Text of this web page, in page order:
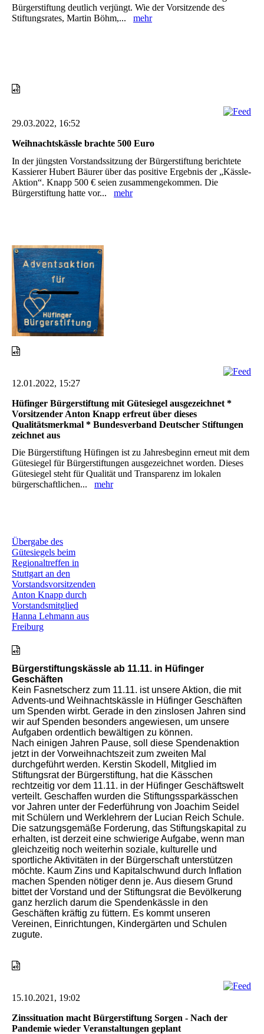
Bürgerstiftung deutlich verjüngt. Wie der Vorsitzende des
Stiftungsrates, Martin Böhm,... mehr
29.03.2022, 16:52
Weihnachtskässle brachte 500 Euro
In der jüngsten Vorstandssitzung der Bürgerstiftung berichtete
Kassierer Hubert Bäurer über das positive Ergebnis der „Kässle-
Aktion“. Knapp 500 € seien zusammengekommen. Die
Bürgerstiftung hatte vor... mehr
12.01.2022, 15:27
Hüfinger Bürgerstiftung mit Gütesiegel ausgezeichnet *
Vorsitzender Anton Knapp erfreut über dieses
Qualitätsmerkmal * Bundesverband Deutscher Stiftungen
zeichnet aus
Die Bürgerstiftung Hüfingen ist zu Jahresbeginn erneut mit dem
Gütesiegel für Bürgerstiftungen ausgezeichnet worden. Dieses
Gütesiegel steht für Qualität und Transparenz im lokalen
bürgerschaftlichen... mehr
Übergabe des
Gütesiegels beim
Regionaltreffen in
Stuttgart an den
Vorstandsvorsitzenden
Anton Knapp durch
Vorstandsmitglied
Hanna Lehmann aus
Freiburg
Bürgerstiftungskässle ab 11.11. in Hüfinger
Geschäften
Kein Fasnetscherz zum 11.11. ist unsere Aktion, die mit
Advents-und Weihnachtskässle in Hüfinger Geschäften
um Spenden wirbt. Gerade in den zinslosen Jahren sind
wir auf Spenden besonders angewiesen, um unsere
Aufgaben ordentlich bewältigen zu können.
Nach einigen Jahren Pause, soll diese Spendenaktion
jetzt in der Vorweihnachtszeit zum zweiten Mal
durchgeführt werden. Kerstin Skodell, Mitglied im
Stiftungsrat der Bürgerstiftung, hat die Kässchen
rechtzeitig vor dem 11.11. in der Hüfinger Geschäftswelt
verteilt. Geschaffen wurden die Stiftungssparkässchen
vor Jahren unter der Federführung von Joachim Seidel
mit Schülern und Werklehrern der Lucian Reich Schule.
Die satzungsgemäße Forderung, das Stiftungskapital zu
erhalten, ist derzeit eine schwierige Aufgabe, wenn man
gleichzeitig noch weiterhin soziale, kulturelle und
sportliche Aktivitäten in der Bürgerschaft unterstützen
möchte. Kaum Zins und Kapitalschwund durch Inflation
machen Spenden nötiger denn je. Aus diesem Grund
bittet der Vorstand und der Stiftungsrat die Bevölkerung
ganz herzlich darum die Spendenkässle in den
Geschäften kräftig zu füttern. Es kommt unseren
Vereinen, Einrichtungen, Kindergärten und Schulen
zugute.
15.10.2021, 19:02
Zinssituation macht Bürgerstiftung Sorgen - Nach der
Pandemie wieder Veranstaltungen geplant